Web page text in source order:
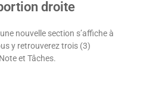
droite
nouvelle section s’affiche à
y retrouverez trois (3)
et Tâches.